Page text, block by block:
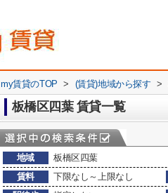
my賃貸のTOP > (賃貸)地域から探す >
板橋区四葉 賃貸一覧
地域
板橋区四葉
賃料
下限なし～上限なし